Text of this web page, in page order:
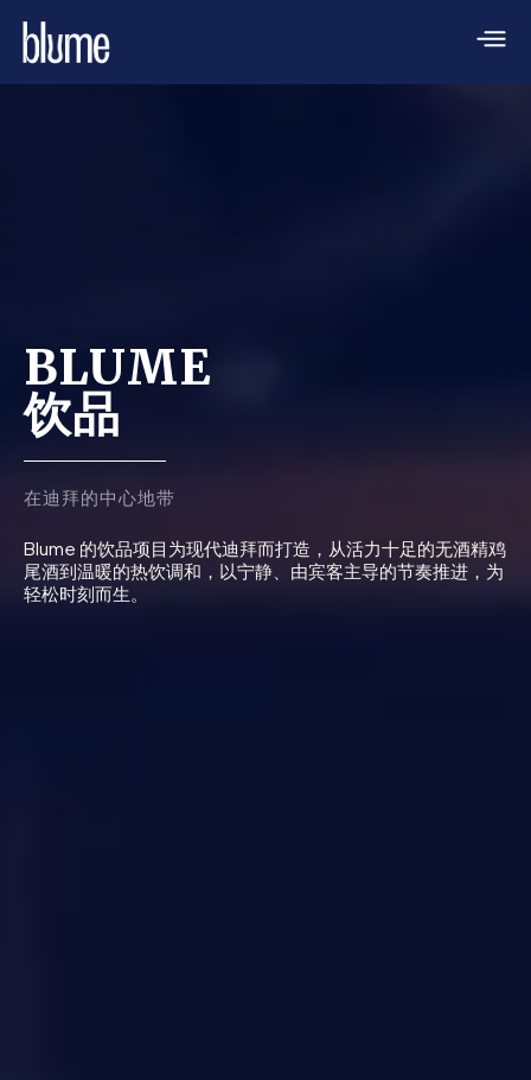
BLUME
饮品
在迪拜的中心地带
Blume 的饮品项目为现代迪拜而打造，从活力十足的无酒精鸡
尾酒到温暖的热饮调和，以宁静、由宾客主导的节奏推进，为
轻松时刻而生。